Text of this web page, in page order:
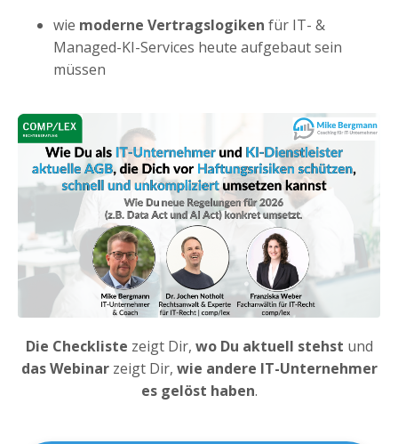
wie moderne Vertragslogiken für IT- &
Managed-KI-Services heute aufgebaut sein
müssen
Die Checkliste zeigt Dir, wo Du aktuell stehst und
das Webinarzeigt Dir, wie andere IT-Unternehmer
es gelöst haben.